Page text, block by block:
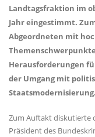
Landtagsfraktion im
Jahr eingestimmt.
Abgeordneten mit
Herausforderungen
der Umgang mit
Staatsmodernisierung.
Zum Auftakt diskutierte
Präsident des